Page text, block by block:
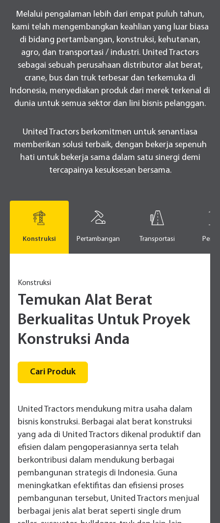
Melalui pengalaman lebih dari empat puluh tahun,
kami telah mengembangkan keahlian yang luar biasa
di bidang pertambangan, konstruksi, kehutanan,
agro, dan transportasi / industri. United Tractors
sebagai sebuah perusahaan distributor alat berat,
crane, bus dan truk terbesar dan terkemuka di
Indonesia, menyediakan produk dari merek terkenal di
dunia untuk semua sektor dan lini bisnis pelanggan.
United Tractors berkomitmen untuk senantiasa
memberikan solusi terbaik, dengan bekerja sepenuh
hati untuk bekerja sama dalam satu sinergi demi
tercapainya kesuksesan bersama.
Konstruksi Pertambangan Transportasi
Konstruksi
Temukan Alat Berat
Berkualitas Untuk Proyek
Konstruksi Anda
Cari Produk
United Tractors mendukung mitra usaha dalam
bisnis konstruksi. Berbagai alat berat konstruksi
yang ada di United Tractors dikenal produktif dan
efisien dalam pengoperasiannya serta telah
berkontribusi dalam mendukung berbagai
pembangunan strategis di Indonesia. Guna
meningkatkan efektifitas dan efisiensi proses
pembangunan tersebut, United Tractors menjual
berbagai jenis alat berat seperti single drum